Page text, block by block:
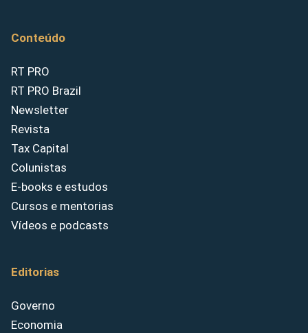
Conteúdo
RT PRO
RT PRO Brazil
Newsletter
Revista
Tax Capital
Colunistas
E-books e estudos
Cursos e mentorias
Vídeos e podcasts
Editorias
Governo
Economia